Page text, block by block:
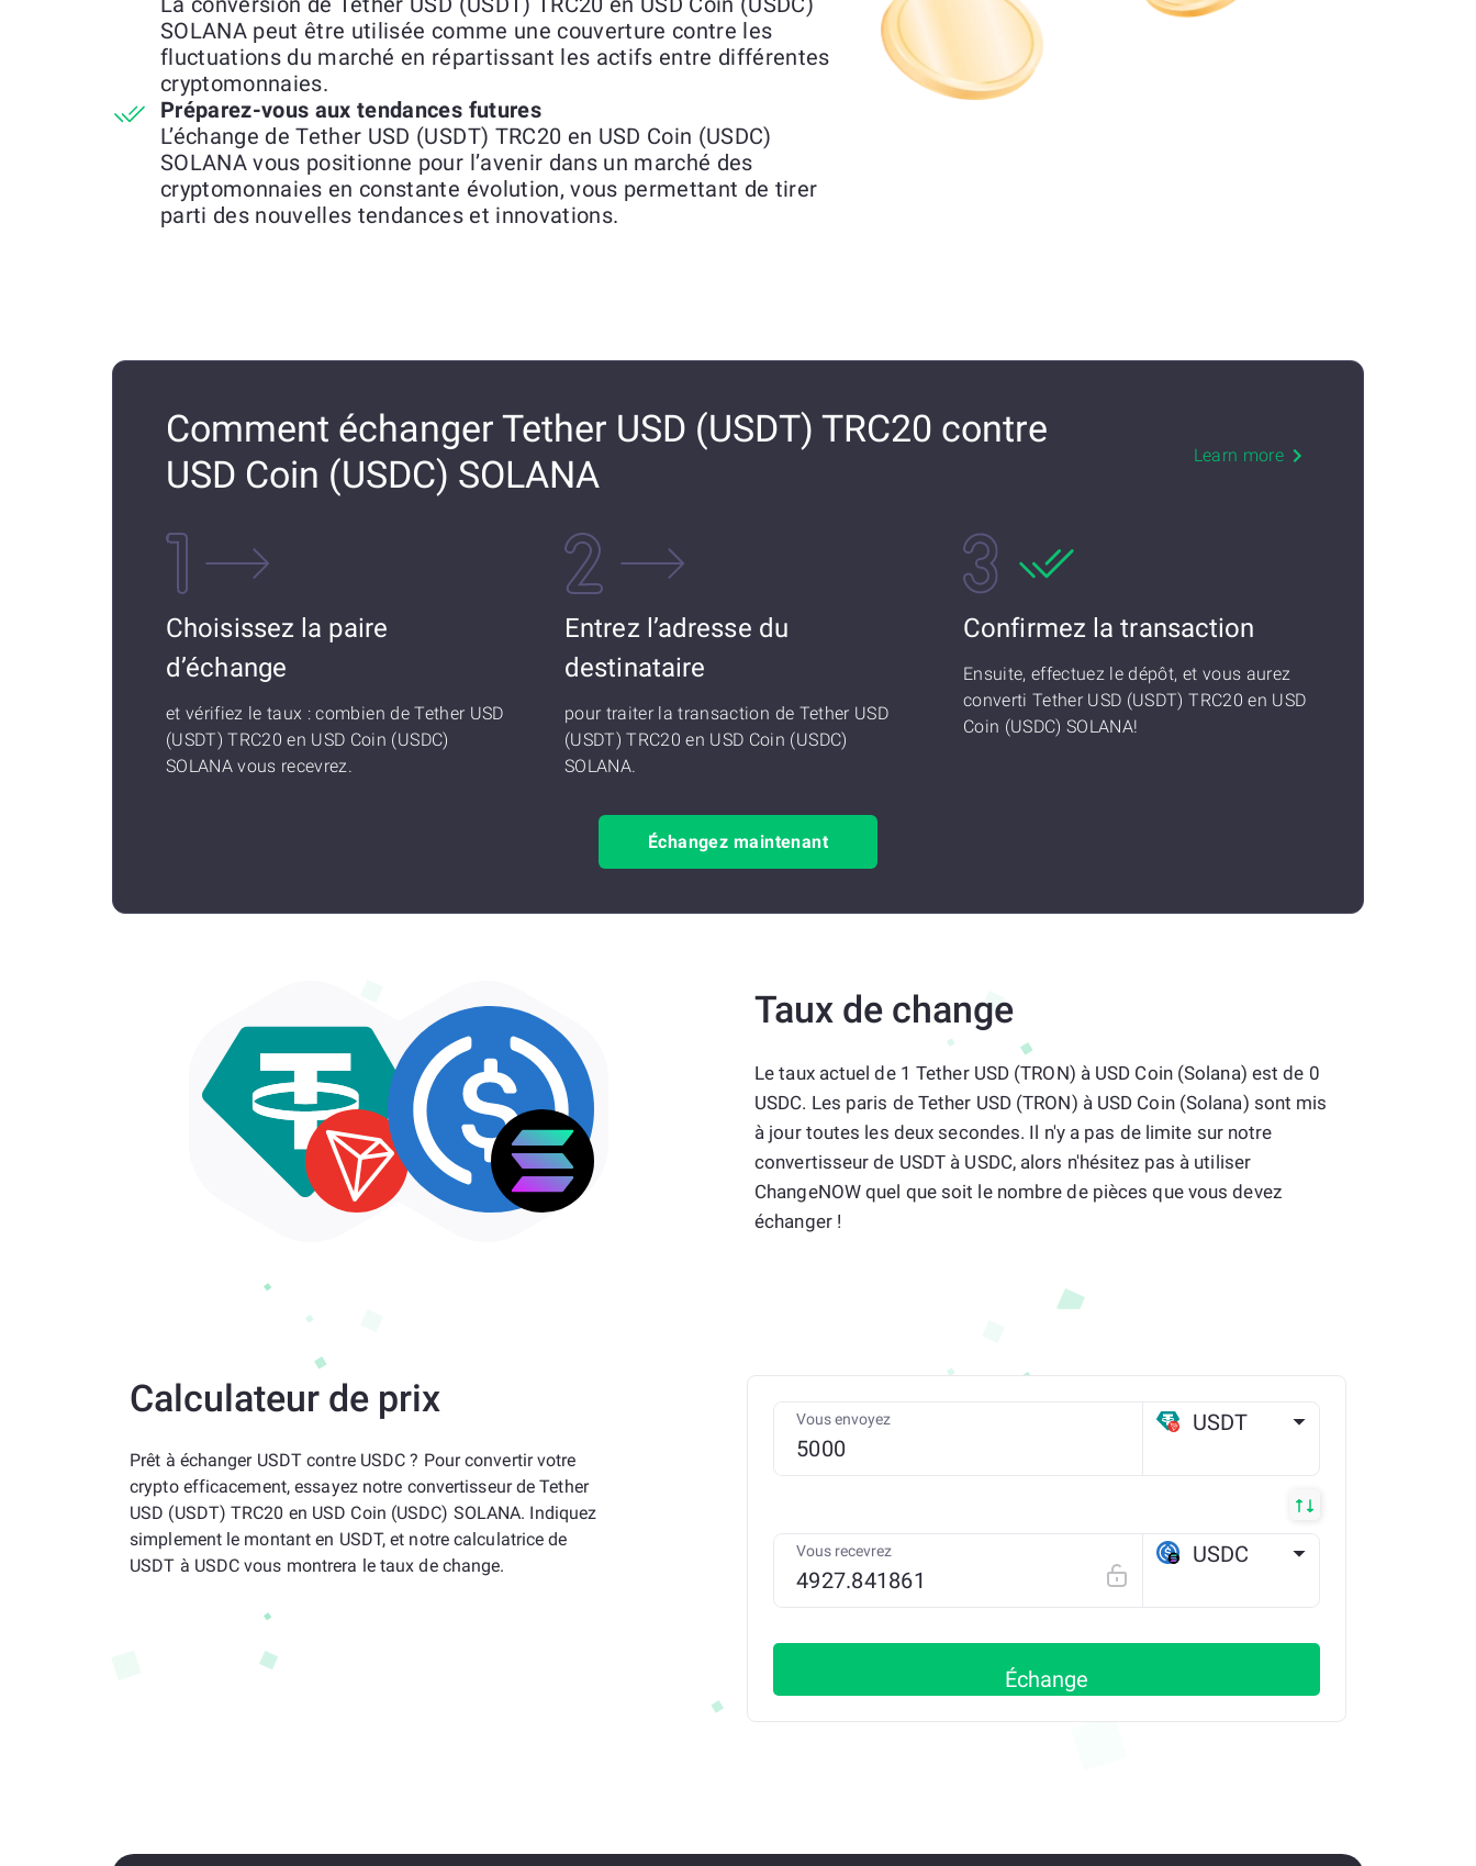
SOLANA peut être utilisée comme une couverture contre les
fluctuations du marché en répartissant les actifs entre différentes
cryptomonnaies.
Préparez-vous aux tendances futures
L’échange de Tether USD (USDT) TRC20 en USD Coin (USDC)
SOLANA vous positionne pour l’avenir dans un marché des
cryptomonnaies en constante évolution, vous permettant de tirer
parti des nouvelles tendances et innovations.
Comment échanger Tether USD (USDT) TRC20 contre
USD Coin (USDC) SOLANA
Learn more
Choisissez la paire
d’échange
et vérifiez le taux : combien de Tether USD
(USDT) TRC20 en USD Coin (USDC)
SOLANA vous recevrez.
Entrez l’adresse du
destinataire
pour traiter la transaction de Tether USD
(USDT) TRC20 en USD Coin (USDC)
SOLANA.
Confirmez la transaction
Ensuite, effectuez le dépôt, et vous aurez
converti Tether USD (USDT) TRC20 en USD
Coin (USDC) SOLANA!
Échangez maintenant
Taux de change
Le taux actuel de 1 Tether USD (TRON) à USD Coin (Solana) est de 0
USDC. Les paris de Tether USD (TRON) à USD Coin (Solana) sont mis
à jour toutes les deux secondes. Il n'y a pas de limite sur notre
convertisseur de USDT à USDC, alors n'hésitez pas à utiliser
ChangeNOW quel que soit le nombre de pièces que vous devez
échanger !
Calculateur de prix
Prêt à échanger USDT contre USDC ? Pour convertir votre
crypto efficacement, essayez notre convertisseur de Tether
USD (USDT) TRC20 en USD Coin (USDC) SOLANA. Indiquez
simplement le montant en USDT, et notre calculatrice de
USDT à USDC vous montrera le taux de change.
Vous envoyez USDT
Vous recevrez USDC
Échange